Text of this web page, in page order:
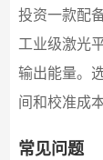
投资一款配
工业级激光
输出能量。
间和校准成
常见问题